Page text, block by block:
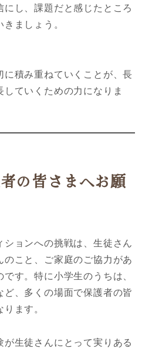
し、課題だと感じたところ
ましょう。
積み重ねていくことが、長
していくための力になりま
の皆さまへお願
ションへの挑戦は、生徒さん
こと、ご家庭のご協力があ
す。特に小学生のうちは、
、多くの場面で保護者の皆
ます。
生徒さんにとって実りある